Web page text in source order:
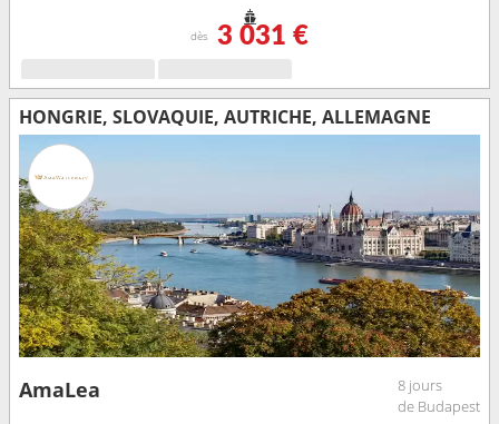
dès 3 031 €
HONGRIE, SLOVAQUIE, AUTRICHE, ALLEMAGNE
AmaLea
8 jours
de Budapest